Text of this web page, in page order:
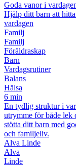
Goda vanor i
Hjälp ditt barn att
vardagen
Familj
Familj
Föräldraskap
Barn
Vardagsrutiner
Balans
Hälsa
6 min
En tydlig struktur i
utrymme för både lek
stötta ditt barn med
och familjeliv.
Alva Linde
Alva
Linde